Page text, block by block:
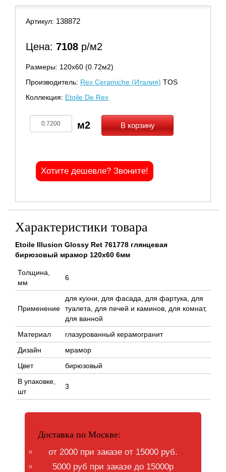
Артикул: 138872
Цена: 7108 р/м2
Размеры: 120х60 (0.72м2)
Производитель: Rex Ceramiche (Италия) TOS
Коллекция: Etoile De Rex
В корзину
Хотите дешевле? Звоните!
Характеристики товара
Etoile Illusion Glossy Ret 761778 глянцевая
бирюзовый мрамор 120x60 6мм
Толщина,
мм
6
Применение
для кухни, для фасада, для фартука, для
туалета, для печей и каминов, для комнат,
для ванной
Материал
глазурованный керамогранит
Дизайн
мрамор
Цвет
бирюзовый
В упаковке,
шт
3
Доставка по Москве:
от 2000 при заказе от 15000 руб.
5000 руб при заказе до 15000р